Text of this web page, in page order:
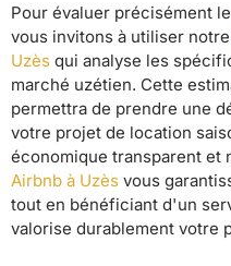
Pour évaluer précisément
vous invitons à utiliser notre
Uzès qui analyse les
marché uzétien. Cette
permettra de prendre une
votre projet de location
économique transparent et
Airbnb à Uzès vous
tout en bénéficiant d'un
valorise durablement votre